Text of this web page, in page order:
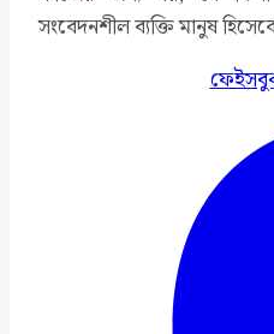
সংবেদনশীল ব্যক্তি মানুষ